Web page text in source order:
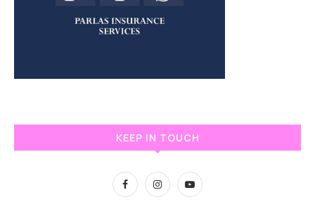
KEEP IN TOUCH